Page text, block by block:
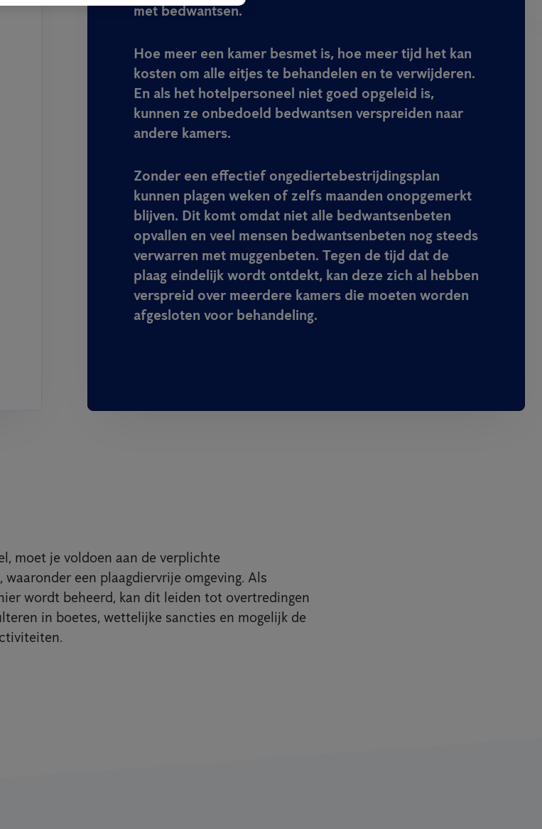
met bedwantsen.
Hoe meer een kamer besmet is, hoe meer tijd het kan
kosten om alle eitjes te behandelen en te verwijderen.
En als het hotelpersoneel niet goed opgeleid is,
kunnen ze onbedoeld bedwantsen verspreiden naar
andere kamers.
Zonder een effectief ongediertebestrijdingsplan
kunnen plagen weken of zelfs maanden onopgemerkt
blijven. Dit komt omdat niet alle bedwantsenbeten
opvallen en veel mensen bedwantsenbeten nog steeds
verwarren met muggenbeten. Tegen de tijd dat de
plaag eindelijk wordt ontdekt, kan deze zich al hebben
verspreid over meerdere kamers die moeten worden
afgesloten voor behandeling.
moet je voldoen aan de verplichte
een plaagdiervrije omgeving. Als
wordt beheerd, kan dit leiden tot overtredingen
in boetes, wettelijke sancties en mogelijk de